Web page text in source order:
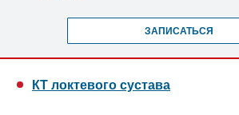
ЗАПИСАТЬСЯ
КТ локтевого сустава